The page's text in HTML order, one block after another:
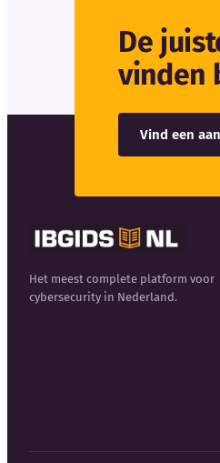
De
vinden
Vind een
Het meest complete platform voor
cybersecurity in Nederland.